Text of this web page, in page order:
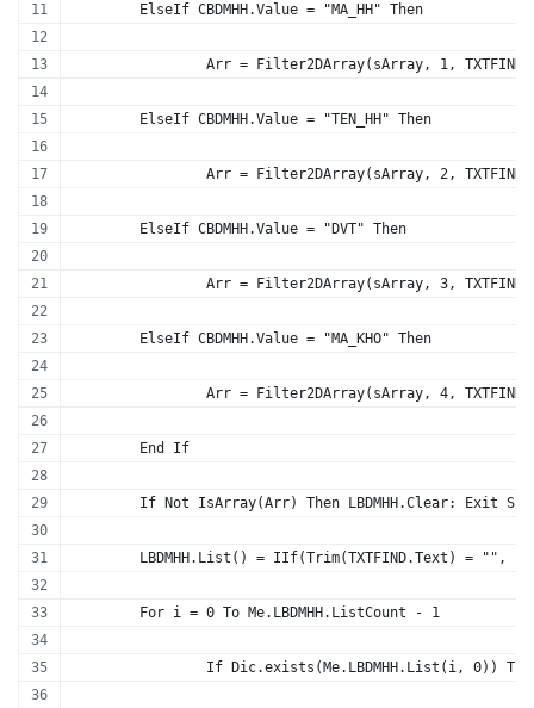
	ElseIf CBDMHH.Value = "MA_HH" Then
Arr = Filter2DArray(sArray, 1,
	ElseIf CBDMHH.Value = "TEN_HH" Then
Arr = Filter2DArray(sArray, 2,
	ElseIf CBDMHH.Value = "DVT" Then
Arr = Filter2DArray(sArray, 3,
	ElseIf CBDMHH.Value = "MA_KHO" Then
Arr = Filter2DArray(sArray, 4,
	End If
	If Not IsArray(Arr) Then LBDMHH.Clear: Exit Sub
LBDMHH.List() = IIf(Trim(TXTFIND.Text) = "",
	For i = 0 To Me.LBDMHH.ListCount - 1
If Dic.exists(Me.LBDMHH.List(i, 0))